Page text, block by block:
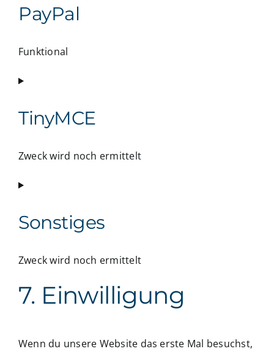
service
youtube
PayPal
Funktional
Consent
service
paypal
TinyMCE
Zweck wird noch ermittelt
Consent
service
tinymce
Sonstiges
Zweck wird noch ermittelt
Consent
to
sonstiges
7. Einwilligung
Wenn du unsere Website das erste Mal besuchst,